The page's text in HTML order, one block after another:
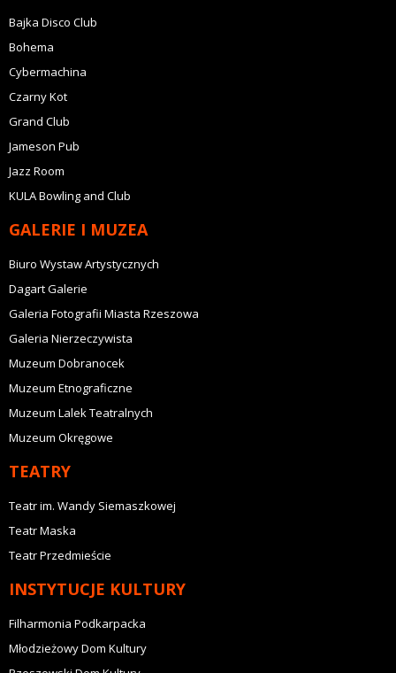
Bajka Disco Club
Bohema
Cybermachina
Czarny Kot
Grand Club
Jameson Pub
Jazz Room
KULA Bowling and Club
GALERIE I MUZEA
Biuro Wystaw Artystycznych
Dagart Galerie
Galeria Fotografii Miasta Rzeszowa
Galeria Nierzeczywista
Muzeum Dobranocek
Muzeum Etnograficzne
Muzeum Lalek Teatralnych
Muzeum Okręgowe
TEATRY
Teatr im. Wandy Siemaszkowej
Teatr Maska
Teatr Przedmieście
INSTYTUCJE KULTURY
Filharmonia Podkarpacka
Młodzieżowy Dom Kultury